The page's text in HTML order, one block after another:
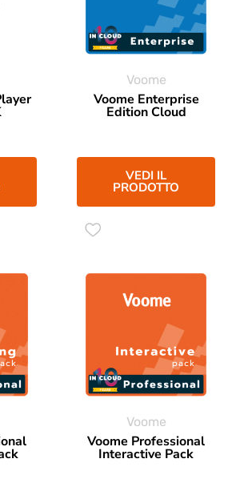
Voome
Voome Enterprise
Edition Cloud
VEDI IL
PRODOTTO
Voome
Voome Professional
Interactive Pack